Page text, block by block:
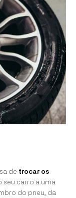
de trocar os
seu carro a uma
do pneu, da